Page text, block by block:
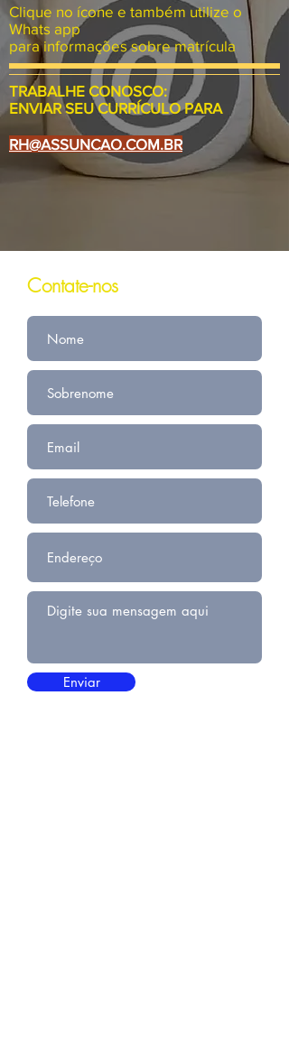
Clique no ícone e também utilize o
Whats app
para informações sobre matrícula
TRABALHE CONOSCO:
ENVIAR SEU CURRÍCULO PARA
RH@ASSUNCAO.COM.BR
Contate-nos
Enviar